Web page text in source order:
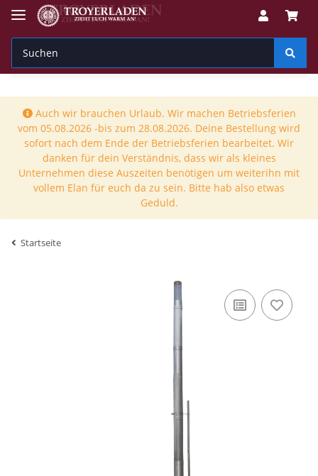
Auch wir brauchen Urlaub. Wir machen Betriebsferien
vom 05.08.2026 -bis zum 28.08.2026. Deine Bestellung wird
sofort nach dem Ende der Betriebsferien bearbeitet. Wir
danken für dein Verständnis, dass wir als kleines
Unternehmen diese Auszeiten benötigen um weiterihn mit
vollem Elan für euch da zu sein. Bitte hab also etwas
Geduld.
Startseite